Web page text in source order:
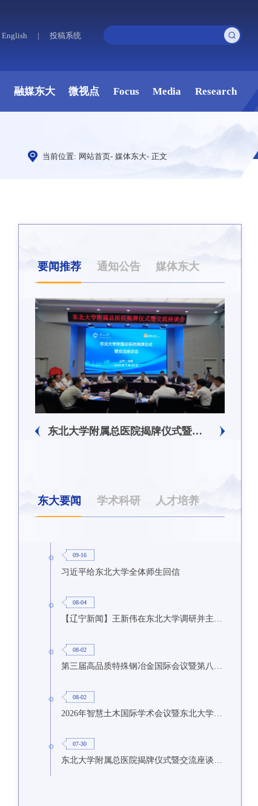
English | 投稿系统
融媒东大 微视点 Focus Media Research
当前位置: 网站首页- 媒体东大- 正文
要闻推荐 通知公告 媒体东大
东北大学举办树立和践行正确政绩观学习教育培训班
东大要闻 学术科研 人才培养
09-16
习近平给东北大学全体师生回信
08-04
【辽宁新闻】王新伟在东北大学调研并主持召开座谈会
08-02
08-02
07-30
东北大学附属总医院揭牌仪式暨交流座谈会举行